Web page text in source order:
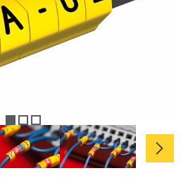
chevron_right